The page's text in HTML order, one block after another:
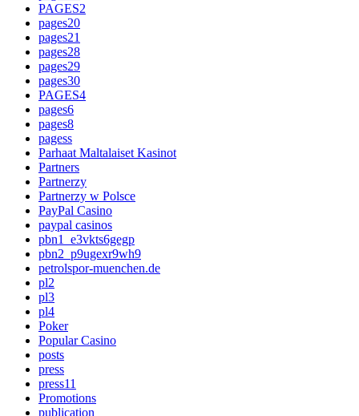
PAGES2
pages20
pages21
pages28
pages29
pages30
PAGES4
pages6
pages8
pagess
Parhaat Maltalaiset Kasinot
Partners
Partnerzy
Partnerzy w Polsce
PayPal Casino
paypal casinos
pbn1_e3vkts6gegp
pbn2_p9ugexr9wh9
petrolspor-muenchen.de
pl2
pl3
pl4
Poker
Popular Casino
posts
press
press11
Promotions
publication